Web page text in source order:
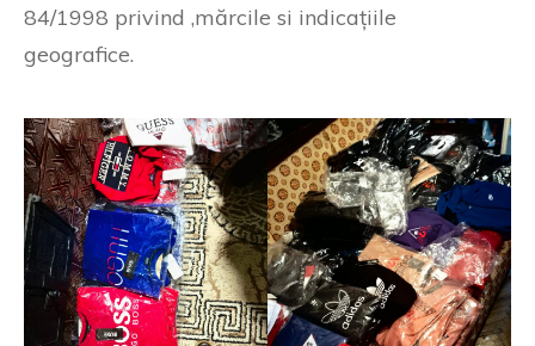
84/1998 privind ,mărcile si indicațiile
geografice.